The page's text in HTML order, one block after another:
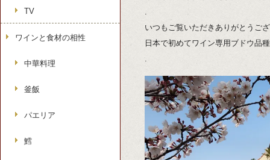
.
いつもご覧いただきありがとうご
日本で初めてワイン専用ブドウ品
.
TV
ワインと食材の相性
中華料理
釜飯
パエリア
鱈